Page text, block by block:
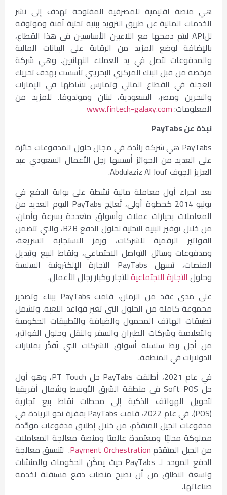
هي منصة اقليمية للمصرفية المفتوحة تهدف إلى نشر
الخدمات المالية عن طريق التزويد ببنية تحتية آمنة وموثوقة
للAPI ليتم دمجها مع اللاعبين الأساسيين في هذا القطاع،
بالإضافة لوضع المزيد من الرقابة على البيانات المالية
والمدفوعات لتصل في يد العملاء النهائيين. وهي شركة
مرخصة من قبل البنك المركزي البحريني تأسست بهدف تحريك
العجلة في القطاع المالي وتمارس نشاطها في الإمارات
والبحرين ومصر، السعودية، لبنان ومولدوفا. للمزيد من
المعلومات:www.fintech-galaxy.com
نبذة عن
PayTabs هي شركة رائدة في مجال حلول المدفوعات حائزة
على العديد من الجوائز أسسها رجل الأعمال السعودي عبد
العزيز الجوف Abdulaziz Al Jouf.
بعد اجراء أول معاملة مالية نشطة على بوابة الدفع في
يونيو 2014 كخطوة أولى، تُعالِج PayTabs اليوم العديد من
المعاملات بخيارات عملات وأسواق متعددة بسرعة وأمان،
من خلال توفير البنية التحتية لحلول الدفع B2B، والتي تتضمن
الفواتير الرقمية للشركات، ورمز الاستجابة السريعة،
ومدفوعات وسائل التواصل الاجتماعي، ونقاط البيع وتبديل
المنصات، تسهل PayTabs التجارة الإلكترونية السلسة
وحلول التجارة الاجتماعيةللتجار وكبار رجال الأعمال.
على مدى عقد من الزمان، قامت PayTabs ببناء وتصدير
مجموعة كاملة من الحلول التي تغير قواعد اللعبة. وتشمل
تطبيقات الهاتف المحمول والضيافة والتطبيقات الحكومية
والتعليمية وشركات الطيران والسفر والنقل وحلول الفواتير،
من أجل ربط سلسلة أسواق الشركات التي تُقدَّر بمليارات
الدولارات في المنطقة.
في عام 2021، أطلقت PayTabs حل PT Touch، وهو أول
حل Soft POS في منطقة الشرق الأوسط وشمال أفريقيا
لتحويل الهواتف الذكية إلى محطات نقاط بيع تجارية
(POS). في عام 2022، قامت PayTabs بقفزة نحو الريادة في
مدفوعات الجيل المتقدّم، من خلال إطلاق مدفوعات موحَّدة
مملوكة محليًا ومعتمدة عالميًا ومنصة معالجة المعاملات
من الجيل المتقدّمPayment Orchestration. لتنسيق معالجة
الدفع الموحد لـ PayTabs حيث يمكّن الحكومات والمنشآت
واسعة النطاق من أن تصبح منصات دفع مستقلة لخدمة
صناعاتها.